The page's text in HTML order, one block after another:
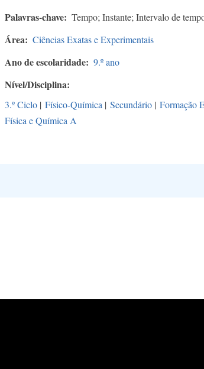
Palavras-chave Tempo; Instante; Intervalo de
Área Ciências Exatas e Experimentais
Ano de escolaridade 9.º ano
Nível/Disciplina
3.º Ciclo | Físico-Química | Secundário | Formação
Física e Química A